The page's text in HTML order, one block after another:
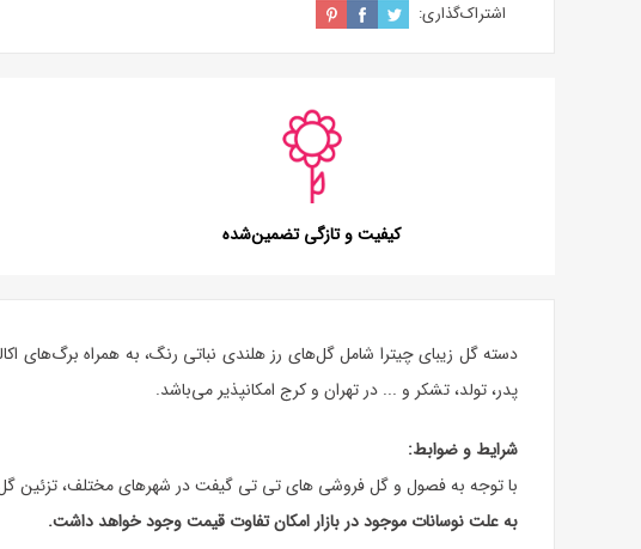
اشتراک‌گذاری:
کیفیت و تازگی تضمین‌شده
دسته گل زیبای چیترا شامل گل‌های رز هلندی نباتی رنگ، به همراه
پدر، تولد، تشکر و ... در تهران و کرج امکانپذیر می‌باشد.
شرایط و ضوابط:
با توجه به فصول و گل فروشی های تی تی گیفت در شهرهای مختلف، تزئین
به علت نوسانات موجود در بازار امکان تفاوت قیمت وجود خواهد داشت.